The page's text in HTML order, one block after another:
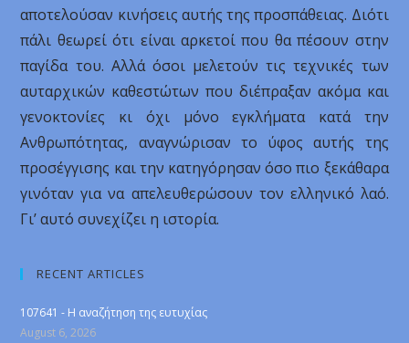
αποτελούσαν κινήσεις αυτής της προσπάθειας. Διότι
πάλι θεωρεί ότι είναι αρκετοί που θα πέσουν στην
παγίδα του. Αλλά όσοι μελετούν τις τεχνικές των
αυταρχικών καθεστώτων που διέπραξαν ακόμα και
γενοκτονίες κι όχι μόνο εγκλήματα κατά την
Ανθρωπότητας, αναγνώρισαν το ύφος αυτής της
προσέγγισης και την κατηγόρησαν όσο πιο ξεκάθαρα
γινόταν για να απελευθερώσουν τον ελληνικό λαό.
Γι’ αυτό συνεχίζει η ιστορία.
RECENT ARTICLES
107641 - Η αναζήτηση της ευτυχίας
August 6, 2026